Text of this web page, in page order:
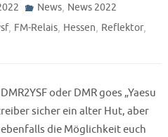
News, News 2022
, FM-Relais, Hessen, Reflektor,
oder DMR goes „Yaesu
sicher ein alter Hut, aber
die Möglichkeit euch